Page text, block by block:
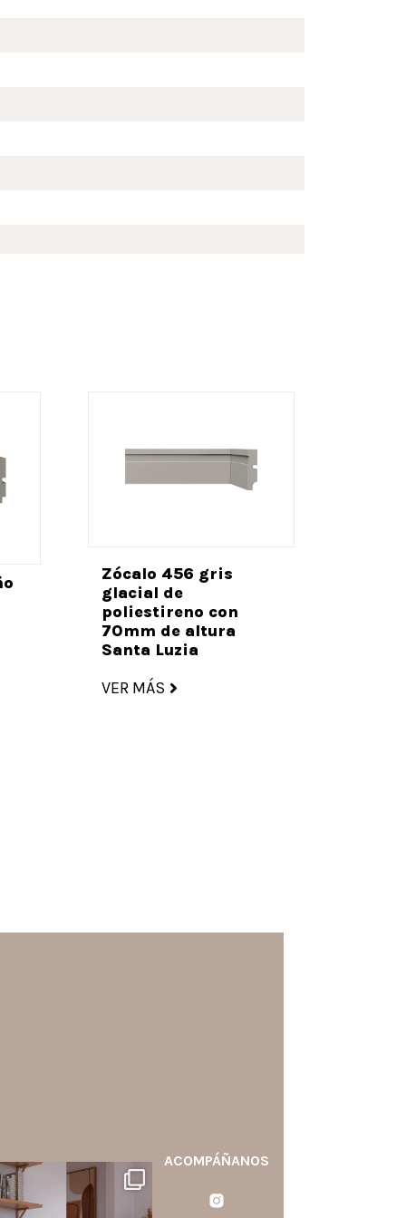
Zócalo 456 gris
glacial de
poliestireno con
70mm de altura
Santa Luzia
VER MÁS
santaluzia.es
blanco, negro, gris, fendi
beige? La elección puede
ACOMPÁÑANOS